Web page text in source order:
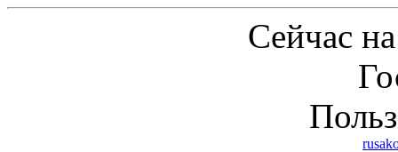
Сейчас